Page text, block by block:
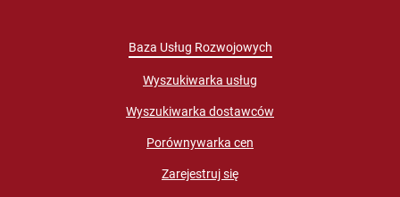
Baza Usług Rozwojowych
Wyszukiwarka usług
Wyszukiwarka dostawców
Porównywarka cen
Zarejestruj się